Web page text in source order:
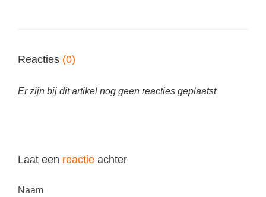
Sprookjes
Middelbare school niveaus
Studenten laptop
Onderwijs CV
Reacties (0)
Er zijn bij dit artikel nog geen reacties geplaatst
Laat een reactie achter
Naam